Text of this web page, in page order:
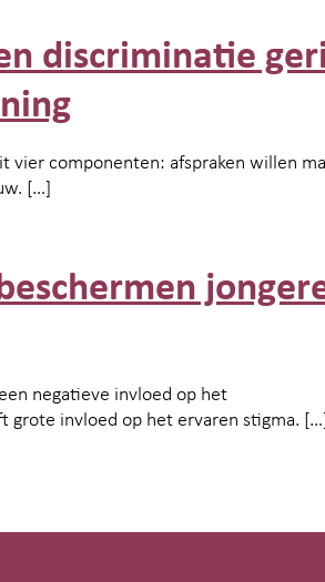
discriminatie
vier componenten: afspraken willen
[…]
negatieve invloed op het
grote invloed op het ervaren stigma. […]